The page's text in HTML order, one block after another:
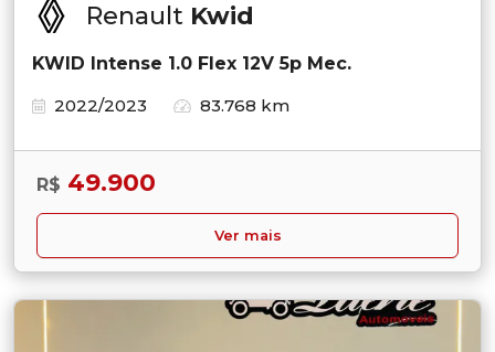
Renault Kwid
KWID Intense 1.0 Flex 12V 5p Mec.
2022/2023
83.768 km
R$ 49.900
Ver mais